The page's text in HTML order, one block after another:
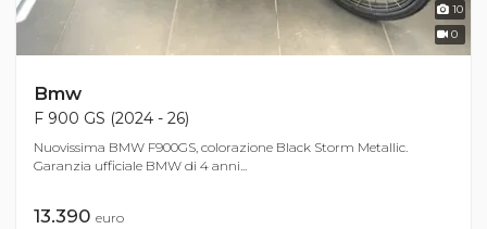
10
0
Bmw
F 900 GS (2024 - 26)
Nuovissima BMW F900GS, colorazione Black Storm Metallic.
Garanzia ufficiale BMW di 4 anni...
13.390 euro